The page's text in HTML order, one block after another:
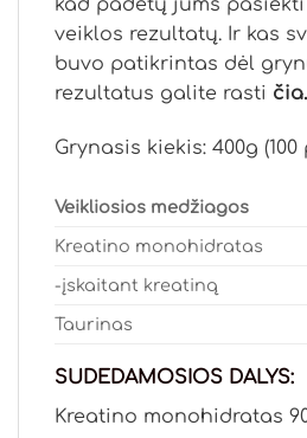
kad padėtų jums
veiklos rezultatų. Ir kas
buvo patikrintas dėl
rezultatus galite rasti čia.
Grynasis kiekis: 400g
Veikliosios medžiagos
Kreatino monohidratas
-įskaitant kreatiną
Taurinas
SUDEDAMOSIOS DALYS:
Kreatino monohidratas